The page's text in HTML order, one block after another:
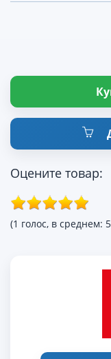
Оцените товар:
(1 голос, в среднем: